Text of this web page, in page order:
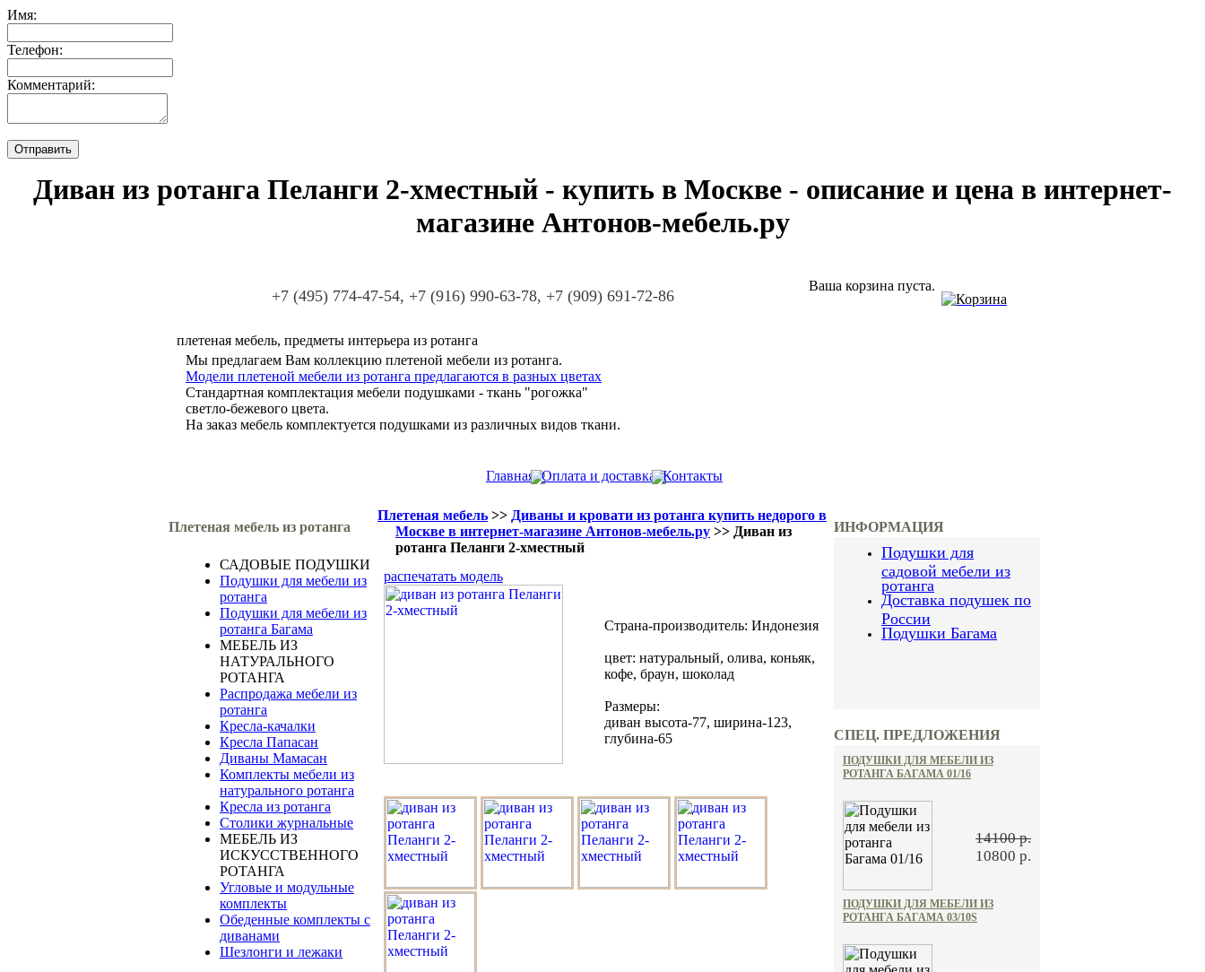
Имя:
Телефон:
Комментарий:
Диван из ротанга Пеланги 2-хместный - купить в Москве - описание и цена в интернет-
магазине Антонов-мебель.ру
+7 (495) 774-47-54, +7 (916) 990-63-78, +7 (909) 691-72-86
Ваша корзина пуста.
плетеная мебель, предметы интерьера из ротанга
Мы предлагаем Вам коллекцию плетеной мебели из ротанга.
Модели плетеной мебели из ротанга предлагаются в разных цветах
Стандартная комплектация мебели подушками - ткань "рогожка"
светло-бежевого цвета.
На заказ мебель комплектуется подушками из различных видов ткани.
Главная Оплата и доставка Контакты
Плетеная мебель из ротанга
САДОВЫЕ ПОДУШКИ
Подушки для мебели из
ротанга
Подушки для мебели из
ротанга Багама
МЕБЕЛЬ ИЗ
НАТУРАЛЬНОГО
РОТАНГА
Распродажа мебели из
ротанга
Кресла-качалки
Кресла Папасан
Диваны Мамасан
Комплекты мебели из
натурального ротанга
Кресла из ротанга
Столики журнальные
МЕБЕЛЬ ИЗ
ИСКУССТВЕННОГО
РОТАНГА
Угловые и модульные
комплекты
Обеденные комплекты с
диванами
Шезлонги и лежаки
Плетеная мебель >> Диваны и кровати из ротанга купить недорого в
Москве в интернет-магазине Антонов-мебель.ру >> Диван из
ротанга Пеланги 2-хместный
распечатать модель
Страна-производитель: Индонезия
цвет: натуральный, олива, коньяк,
кофе, браун, шоколад
Размеры:
диван высота-77, ширина-123,
глубина-65
ИНФОРМАЦИЯ
Подушки для
садовой мебели из
ротанга
Доставка подушек по
России
Подушки Багама
СПЕЦ. ПРЕДЛОЖЕНИЯ
ПОДУШКИ ДЛЯ МЕБЕЛИ ИЗ
РОТАНГА БАГАМА 01/16
14100 р.
10800 р.
ПОДУШКИ ДЛЯ МЕБЕЛИ ИЗ
РОТАНГА БАГАМА 03/10S